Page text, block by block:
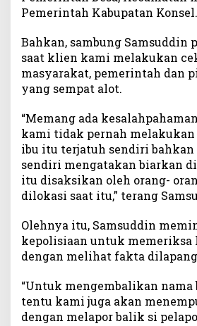
Pemerintah Kabupatan Konsel.
Bahkan, sambung Samsuddin
saat klien kami melakukan
masyarakat, pemerintah dan
yang sempat alot.
“Memang ada
kami tidak pernah melakukan
ibu itu terjatuh sendiri bahkan
sendiri mengatakan biarkan
itu disaksikan oleh orang-
dilokasi saat itu,” terang
Olehnya itu, Samsuddin
kepolisiaan untuk memeriksa
dengan melihat fakta
“Untuk mengembalikan
tentu kami juga akan
dengan melapor balik si